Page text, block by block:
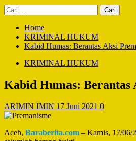
Cari
untuk:
Home
KRIMINAL HUKUM
Kabid Humas: Berantas Aksi
KRIMINAL HUKUM
Kabid Humas: Berantas
ARIMIN IMIN 17 Juni 2021 0
Aceh, Baraberita.com – Kamis, 17/06/